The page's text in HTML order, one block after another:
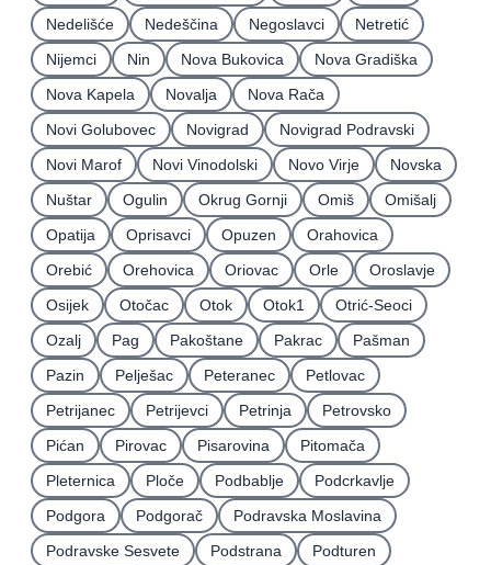
Nedelišće
Nedeščina Negoslavci
Netretić
Nijemci
Nin Nova Bukovica
Nova Gradiška
Nova Kapela
Novalja
Nova Rača
Novi Golubovec
Novigrad
Novigrad Podravski
Novi Marof
Novi Vinodolski Novo Virje
Novska
Nuštar
Ogulin Okrug Gornji Omiš
Omišalj
Opatija
Oprisavci Opuzen
Orahovica
Orebić
Orehovica Oriovac Orle
Oroslavje
Osijek
Otočac Otok Otok1
Otrić-Seoci
Ozalj
Pag Pakoštane Pakrac
Pašman
Pazin
Pelješac Peteranec
Petlovac
Petrijanec
Petrijevci Petrinja
Petrovsko
Pićan
Pirovac Pisarovina
Pitomača
Pleternica
Ploče Podbablje
Podcrkavlje
Podgora
Podgorač
Podravska Moslavina
Podravske Sesvete
Podstrana
Podturen